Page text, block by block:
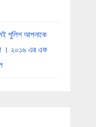
পুলিশ আপনাকে
। ২০১৬ এর এক